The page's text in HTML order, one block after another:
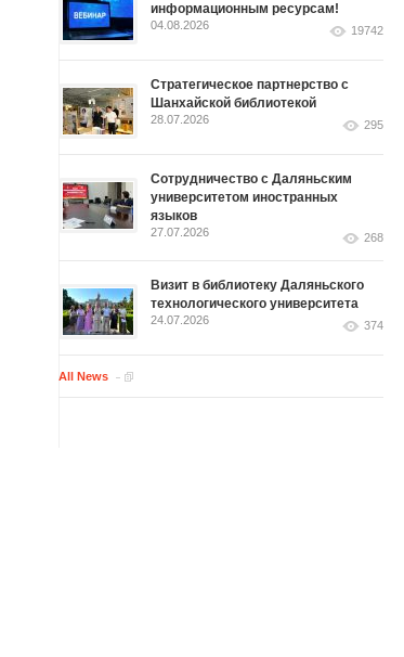
информационным ресурсам!
04.08.2026 19742
Стратегическое партнерство с
Шанхайской библиотекой
28.07.2026 295
Сотрудничество с Даляньским
университетом иностранных
языков
27.07.2026 268
Визит в библиотеку Даляньского
технологического университета
24.07.2026 374
All News